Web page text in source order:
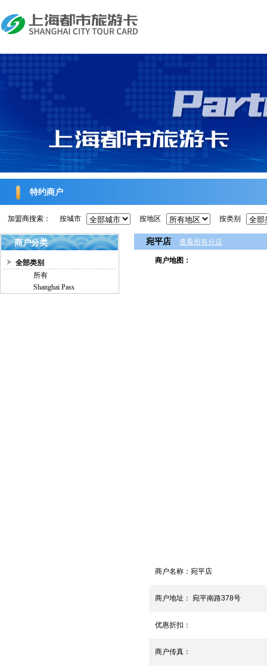
特约商户
加盟商搜索： 按城市 按地区 按类别
商户分类
全部类别
所有
Shanghai Pass
宛平店 查看所有分店
商户地图：
商户名称： 宛平店
商户地址： 宛平南路378号
优惠折扣：
商户传真：